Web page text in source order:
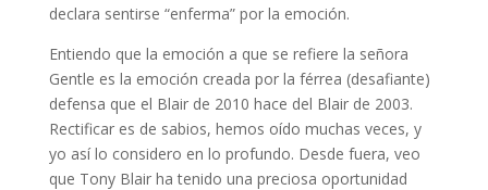
declara sentirse “enferma” por la emoción.
Entiendo que la emoción a que se refiere la señora
Gentle es la emoción creada por la férrea (desafiante)
defensa que el Blair de 2010 hace del Blair de 2003.
Rectificar es de sabios, hemos oído muchas veces, y
yo así lo considero en lo profundo. Desde fuera, veo
que Tony Blair ha tenido una preciosa oportunidad